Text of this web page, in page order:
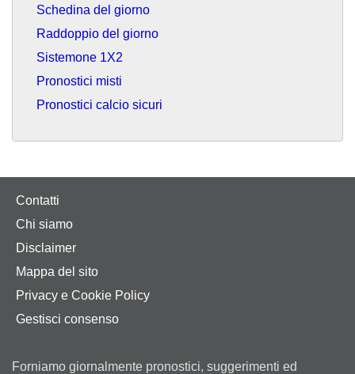
Schedina del giorno
Raddoppio del giorno
Sistemone 1X2
Pronostici misti
Pronostici calcio sicuri
Contatti
Chi siamo
Disclaimer
Mappa del sito
Privacy e Cookie Policy
Gestisci consenso
Forniamo giornalmente pronostici, suggerimenti ed